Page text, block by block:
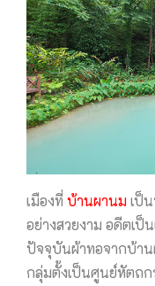
เมืองที่ บ้านผานมเป็
อย่างสวยงาม อดีตเป็
ปัจจุบันผ้าทอจากบ้าน
กลุ่มตั้งเป็นศูนย์หัตถก